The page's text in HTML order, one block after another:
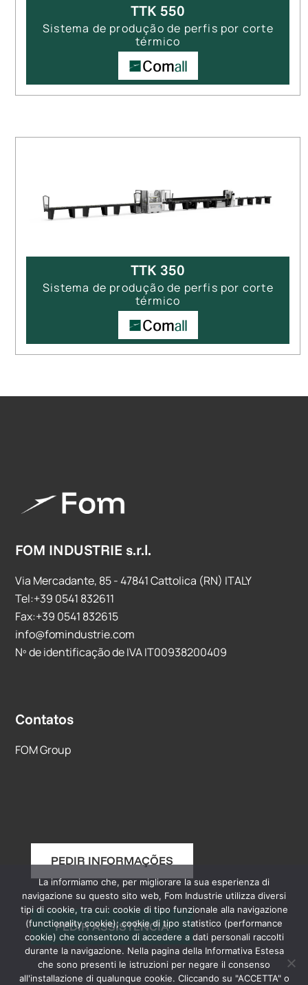
TTK 550
Sistema de produção de perfis por corte
térmico
TTK 350
Sistema de produção de perfis por corte
térmico
FOM INDUSTRIE s.r.l.
Via Mercadante, 85 - 47841 Cattolica (RN) ITALY
Tel:+39 0541 832611
Fax:+39 0541 832615
info@fomindustrie.com
Nº de identificação de IVA IT00938200409
Contatos
FOM Group
PEDIR INFORMAÇÕES
PEDIR ASSISTÊNCIA
La informiamo che, per migliorare la sua esperienza di
navigazione su questo sito web, Fom Industrie utilizza diversi
tipi di cookie, tra cui: cookie di tipo funzionale alla navigazione
(functionality cookie); cookie di tipo statistico (performance
cookie) che consentono di accedere a dati personali raccolti
durante la navigazione. Nella pagina della Informativa Estesa
che sono presenti le istruzioni per negare il consenso
all'installazione di qualunque cookie. Cliccando su "ACCETTA" o